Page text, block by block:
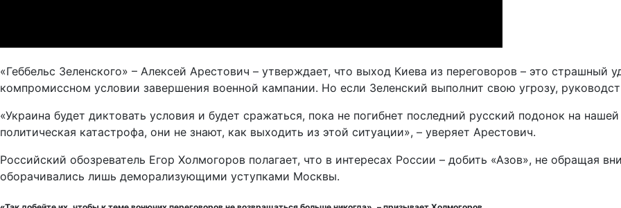
«Геббельс Зеленского» – Алексей Арестович – утверждает, что выход Киева из переговоров – это
компромиссном условии завершения военной кампании. Но если Зеленский выполнит свою угрозу,
«Украина будет диктовать условия и будет сражаться, пока не погибнет последний русский подонок на
политическая катастрофа, они не знают, как выходить из этой ситуации», – уверяет Арестович.
Российский обозреватель Егор Холмогоров полагает, что в интересах России – добить «Азов», не обращая
оборачивались лишь деморализующими уступками Москвы.